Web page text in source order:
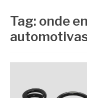
Tag: onde